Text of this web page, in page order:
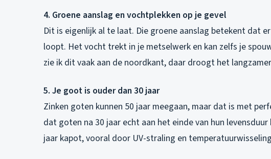
4. Groene aanslag en vochtplekken op je gevel
Dit is eigenlijk al te laat. Die groene aanslag betekent dat
loopt. Het vocht trekt in je metselwerk en kan zelfs je
zie ik dit vaak aan de noordkant, daar droogt het
5. Je goot is ouder dan 30 jaar
Zinken goten kunnen 50 jaar meegaan, maar dat is met
dat goten na 30 jaar echt aan het einde van hun levensduur
jaar kapot, vooral door UV-straling en